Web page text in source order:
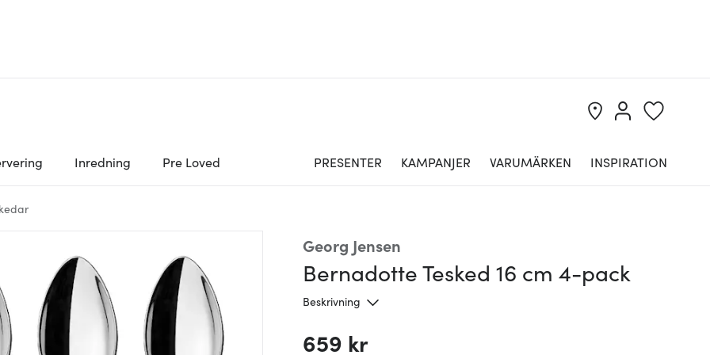
Inredning Pre Loved PRESENTER KAMPANJER VARUMÄRKEN INSPIRATION
Georg Jensen
Bernadotte Tesked 16 cm 4-pack
Beskrivning
659 kr